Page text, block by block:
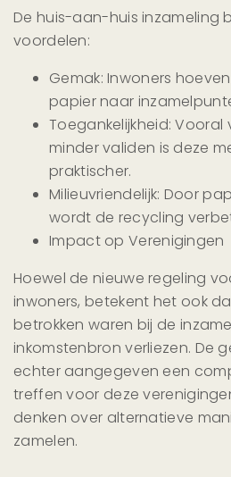
De huis-aan-huis inzameling
voordelen:
Gemak: Inwoners
papier naar
Toegankelijkheid:
minder validen is deze
praktischer.
Milieuvriendelijk: Door
wordt de recycling
Impact op Verenigingen
Hoewel de nieuwe regeling
inwoners, betekent het ook
betrokken waren bij de
inkomstenbron verliezen. De
echter aangegeven een
treffen voor deze
denken over alternatieve
zamelen.